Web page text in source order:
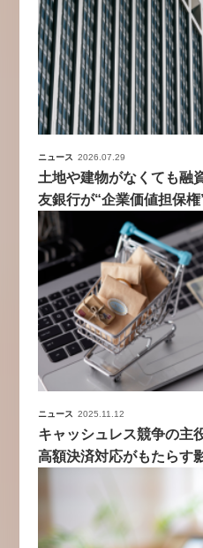
ニュース 2026.07.29
土地や建物がなくても融
友銀行が“企業価値担保権
ニュース 2025.11.12
キャッシュレス競争の主
高額決済対応がもたらす